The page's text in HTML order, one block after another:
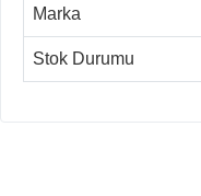
Marka
Stok Durumu